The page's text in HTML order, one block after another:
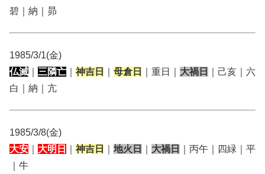
碧｜納｜昴
1985/3/1(金)
仏滅
三隣亡 神吉日 母倉日 ｜重日｜ 大禍日
｜己亥｜六
白｜納｜亢
1985/3/8(金)
大安
大明日 神吉日 地火日 大禍日
｜丙午｜四緑｜平
｜牛